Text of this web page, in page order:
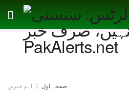
صفحہ اول اہم خبریں